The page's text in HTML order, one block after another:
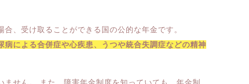
、受け取ることができる国の公的な年金です。
病による合併症や心疾患、うつや統合失調症などの精神
せん。 また、障害年金制度を知っていても、年金制